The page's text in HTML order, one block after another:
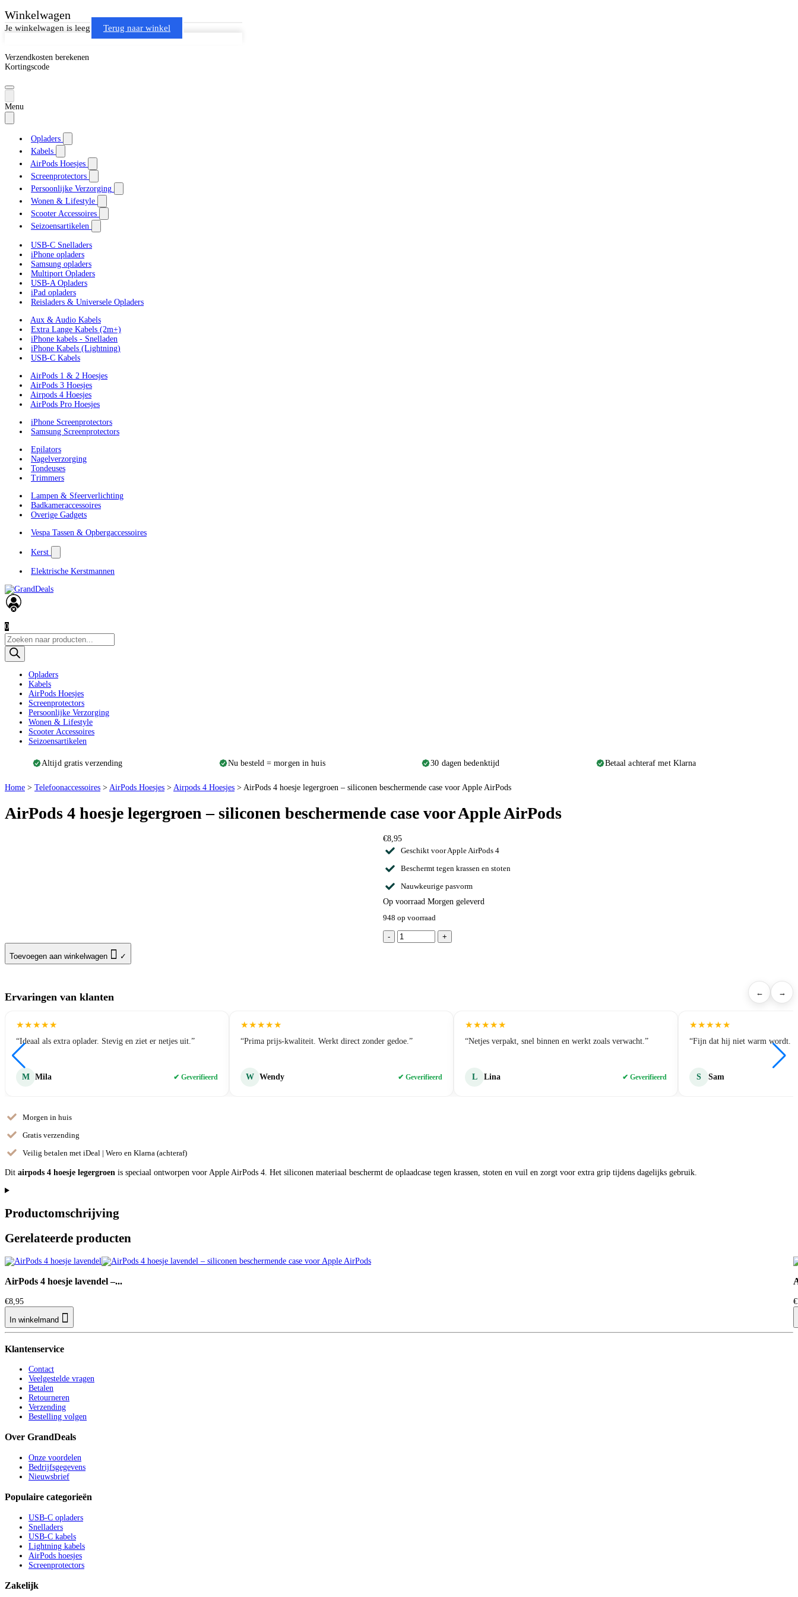
Winkelwagen
Je winkelwagen is leeg Terug naar winkel
Verzendkosten berekenen
Kortingscode
Menu
Opladers
Kabels
AirPods Hoesjes
Screenprotectors
Persoonlijke Verzorging
Wonen & Lifestyle
Scooter Accessoires
Seizoensartikelen
USB-C Snelladers
iPhone opladers
Samsung opladers
Multiport Opladers
USB-A Opladers
iPad opladers
Reisladers & Universele Opladers
Aux & Audio Kabels
Extra Lange Kabels (2m+)
iPhone kabels - Snelladen
iPhone Kabels (Lightning)
USB-C Kabels
AirPods 1 & 2 Hoesjes
AirPods 3 Hoesjes
Airpods 4 Hoesjes
AirPods Pro Hoesjes
iPhone Screenprotectors
Samsung Screenprotectors
Epilators
Nagelverzorging
Tondeuses
Trimmers
Lampen & Sfeerverlichting
Badkameraccessoires
Overige Gadgets
Vespa Tassen & Opbergaccessoires
Kerst
Elektrische Kerstmannen
0
Producten
zoeken
Opladers
Kabels
AirPods Hoesjes
Screenprotectors
Persoonlijke Verzorging
Wonen & Lifestyle
Scooter Accessoires
Seizoensartikelen
Altijd gratis verzending Nu besteld = morgen in huis 30 dagen bedenktijd Betaal achteraf met Klarna
Home > Telefoonaccessoires > AirPods Hoesjes > Airpods 4 Hoesjes > AirPods 4 hoesje legergroen – siliconen beschermende case voor Apple AirPods
AirPods 4 hoesje legergroen – siliconen beschermende case voor Apple AirPods
€8,95
Geschikt voor Apple AirPods 4
Beschermt tegen krassen en stoten
Nauwkeurige pasvorm
Op voorraad Morgen geleverd
948 op voorraad
- +
Toevoegen aan winkelwagen  ✓
Ervaringen van klanten ← →
★★★★★
“Ideaal als extra oplader. Stevig en ziet er netjes uit.”
M Mila ✔ Geverifieerd
★★★★★
“Prima prijs-kwaliteit. Werkt direct zonder gedoe.”
W Wendy ✔ Geverifieerd
★★★★★
“Netjes verpakt, snel binnen en werkt zoals verwacht.”
L Lina ✔ Geverifieerd
★★★★★
“Fijn dat hij niet warm wordt.
S Sam
Morgen in huis
Gratis verzending
Veilig betalen met iDeal | Wero en Klarna (achteraf)
Dit airpods 4 hoesje legergroen is speciaal ontworpen voor Apple AirPods 4. Het siliconen materiaal beschermt de oplaadcase tegen krassen, stoten en vuil en zorgt voor extra grip tijdens dagelijks gebruik.
Productomschrijving
Gerelateerde producten
AirPods 4 hoesje lavendel –...
€8,95
In winkelmand 
€
Klantenservice
Contact
Veelgestelde vragen
Betalen
Retourneren
Verzending
Bestelling volgen
Over GrandDeals
Onze voordelen
Bedrijfsgegevens
Nieuwsbrief
Populaire categorieën
USB-C opladers
Snelladers
USB-C kabels
Lightning kabels
AirPods hoesjes
Screenprotectors
Zakelijk